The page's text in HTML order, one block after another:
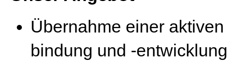
Übernahme einer
bindung und -entwicklung